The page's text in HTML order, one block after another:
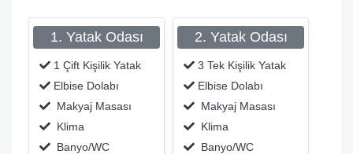
1. Yatak Odası
1 Çift Kişilik Yatak
Elbise Dolabı
Makyaj Masası
Klima
Banyo/WC
2. Yatak Odası
3 Tek Kişilik Yatak
Elbise Dolabı
Makyaj Masası
Klima
Banyo/WC